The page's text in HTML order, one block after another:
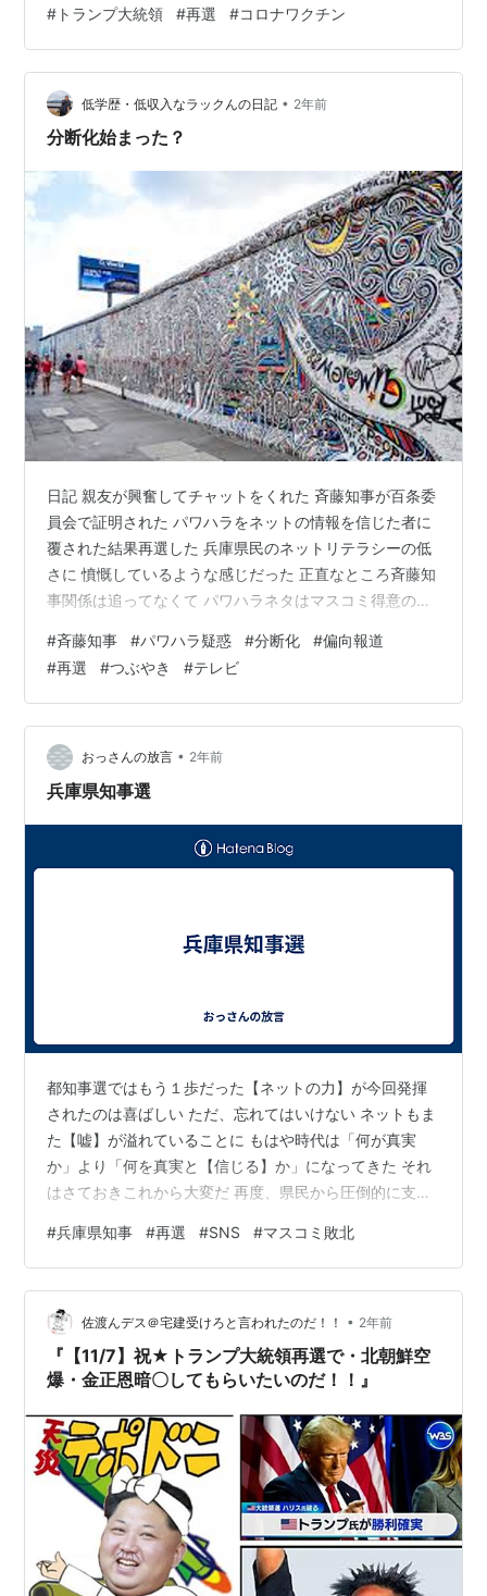
暗殺のことなんよ。 ディープステートの反撃で、命を落
とすようなことにだけはなって欲しくないのう。 コロナ
ワクチンに関しては、日本はもう手遅れなんじゃけど、
あんな危険なもんテストなしでようもバンバン打ちまく
ったもんよね。 打たんかった人は賢いものの、それを辞
# トランプ大統領 #再選 #コロナワクチン
低学歴・低収入なラックんの日記 • 2年前
分断化始まった？
日記 親友が興奮してチャットをくれた 斉藤知事が百条委
員会で証明された パワハラをネットの情報を信じた者に
覆された結果再選した 兵庫県民のネットリテラシーの低
さに 憤慨しているような感じだった 正直なところ斉藤知
事関係は追ってなくて パワハラネタはマスコミ得意の偏
かない 個人的には先日のトランプ再選から世界は 分断傾
向に向かっているように感じる 今回もオールドメディア
対ネットの分断 及びそれによる若者票が動き出すことで
既得権益を覆すことが証明された オールドメディアやネ
ット・書物や知人 などの様々な意見を聞き自分の頭で考
え 政治に興味を…
#斉藤知事 #パワハラ疑惑 #分断化 #偏向報道
#再選 #つぶやき #テレビ
おっさんの放言 • 2年前
兵庫県知事選
都知事選ではもう１歩だった【ネットの力】が今回発揮
されたのは喜ばしい ただ、忘れてはいけない ネットもま
た【嘘】が溢れていることに もはや時代は「何が真実
か」より「何を真実と【信じる】か」になってきた それ
はさておきこれから大変だ 再度、県民から圧倒的に支持
だけの県議ら、勘違い首長２２名、やる気のない県庁職
員 これ、どうすんの おそらく知事は強気でくる しかも
今度は隙がない様に まあ、他県のことだから正直どうで
もいいんだけど 現役世代の怒りみたいなもんを今回強く
感じる 弾劾した議員、反目した首長は気を付けたほうが
いい 次はあなた達の番だから
#兵庫県知事 #再選 #SNS #マスコミ敗北
佐渡んデス＠宅建受けろと言われたのだ！！ • 2年前
『【11/7】祝★トランプ大統領再選で・北朝鮮空
爆・金正恩暗〇してもらいたいのだ！！』